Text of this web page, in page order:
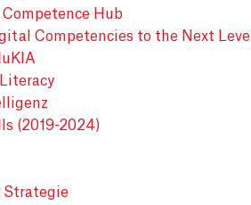
Competence Hub
Competencies to the Next Level
Literacy
(2019-2024)
Strategie